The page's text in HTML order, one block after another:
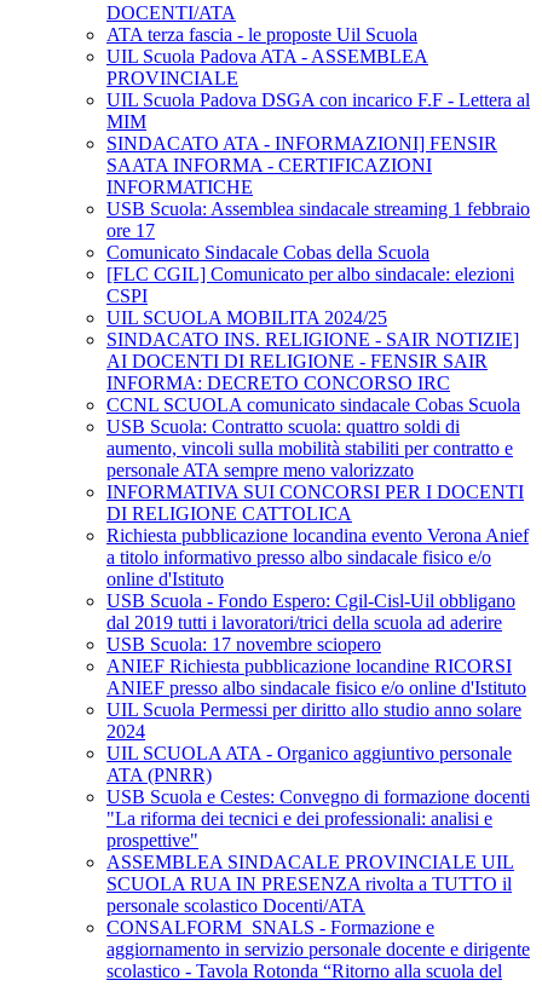
DOCENTI/ATA
ATA terza fascia - le proposte Uil Scuola
UIL Scuola Padova ATA - ASSEMBLEA
PROVINCIALE
UIL Scuola Padova DSGA con incarico F.F - Lettera al
MIM
SINDACATO ATA - INFORMAZIONI] FENSIR
SAATA INFORMA - CERTIFICAZIONI
INFORMATICHE
USB Scuola: Assemblea sindacale streaming 1 febbraio
ore 17
Comunicato Sindacale Cobas della Scuola
[FLC CGIL] Comunicato per albo sindacale: elezioni
CSPI
UIL SCUOLA MOBILITA 2024/25
SINDACATO INS. RELIGIONE - SAIR NOTIZIE]
AI DOCENTI DI RELIGIONE - FENSIR SAIR
INFORMA: DECRETO CONCORSO IRC
CCNL SCUOLA comunicato sindacale Cobas Scuola
USB Scuola: Contratto scuola: quattro soldi di
aumento, vincoli sulla mobilità stabiliti per contratto e
personale ATA sempre meno valorizzato
INFORMATIVA SUI CONCORSI PER I DOCENTI
DI RELIGIONE CATTOLICA
Richiesta pubblicazione locandina evento Verona Anief
a titolo informativo presso albo sindacale fisico e/o
online d'Istituto
USB Scuola - Fondo Espero: Cgil-Cisl-Uil obbligano
dal 2019 tutti i lavoratori/trici della scuola ad aderire
USB Scuola: 17 novembre sciopero
ANIEF Richiesta pubblicazione locandine RICORSI
ANIEF presso albo sindacale fisico e/o online d'Istituto
UIL Scuola Permessi per diritto allo studio anno solare
2024
UIL SCUOLA ATA - Organico aggiuntivo personale
ATA (PNRR)
USB Scuola e Cestes: Convegno di formazione docenti
"La riforma dei tecnici e dei professionali: analisi e
prospettive"
ASSEMBLEA SINDACALE PROVINCIALE UIL
SCUOLA RUA IN PRESENZA rivolta a TUTTO il
personale scolastico Docenti/ATA
CONSALFORM_SNALS - Formazione e
aggiornamento in servizio personale docente e dirigente
scolastico - Tavola Rotonda “Ritorno alla scuola del